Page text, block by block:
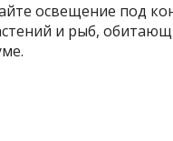
освещение под
и рыб,